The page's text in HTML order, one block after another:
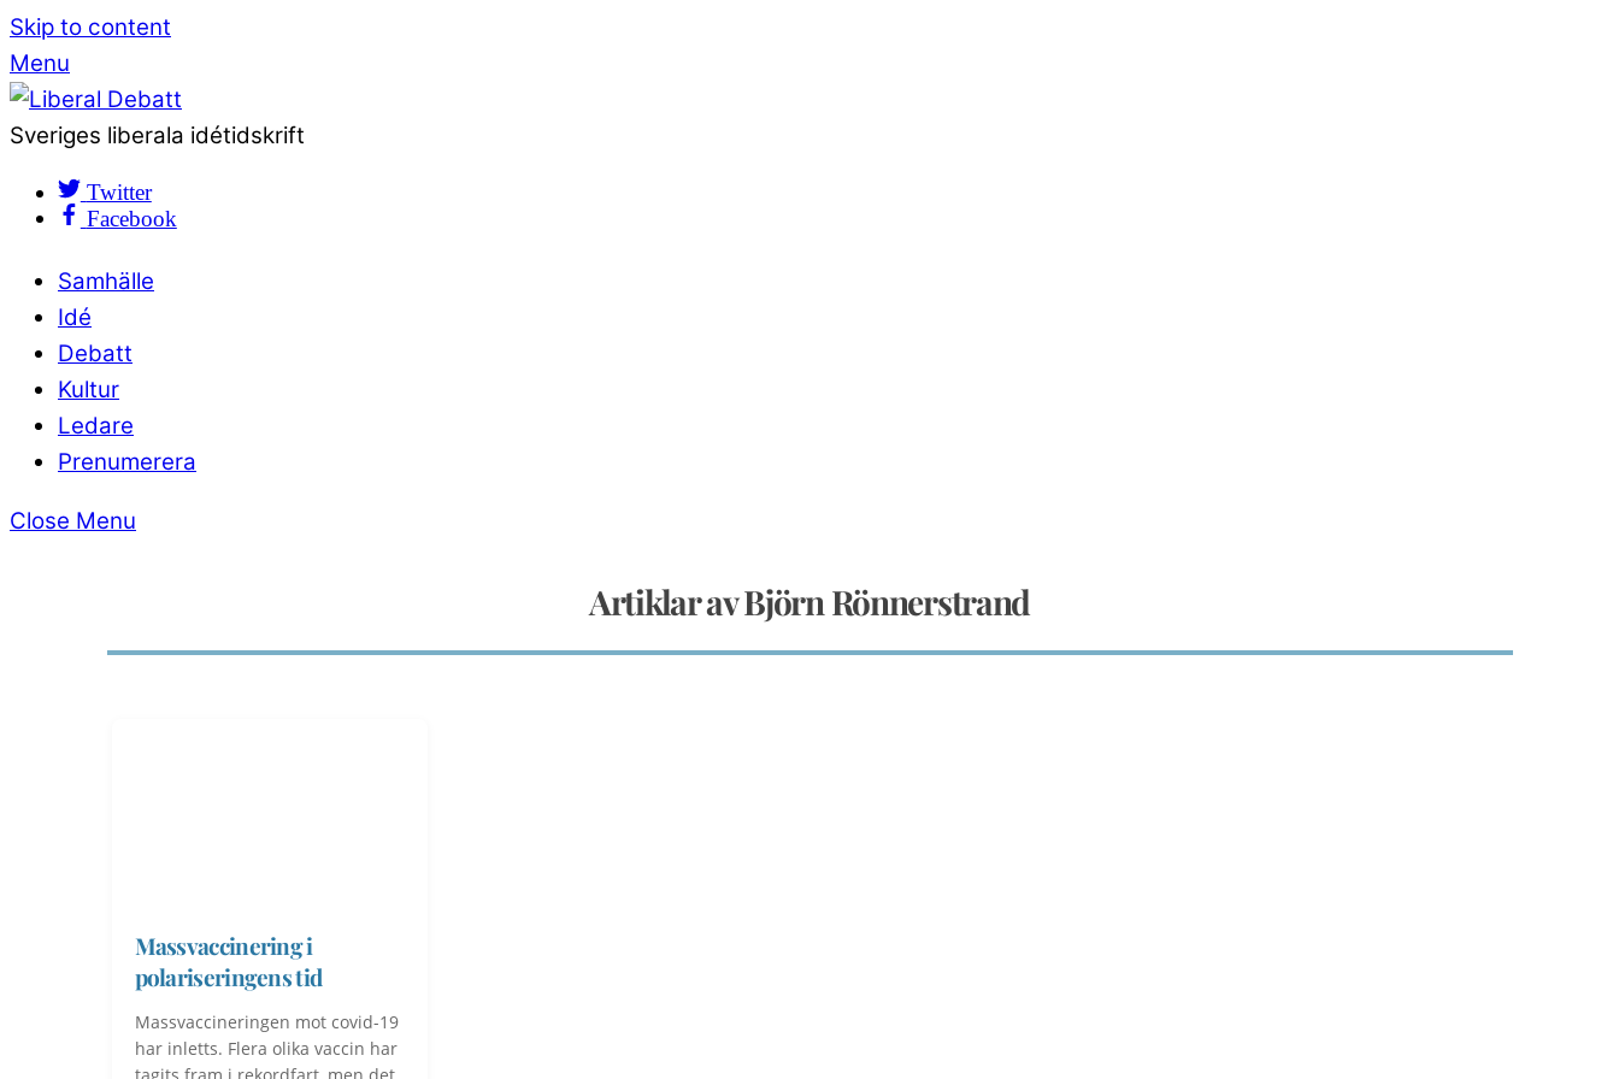
Skip to content
Menu
Sveriges liberala idétidskrift
Twitter
Facebook
Samhälle
Idé
Debatt
Kultur
Ledare
Prenumerera
Close Menu
Artiklar av Björn Rönnerstrand
Massvaccinering i
polariseringens tid
Massvaccineringen mot covid-19
har inletts. Flera olika vaccin har